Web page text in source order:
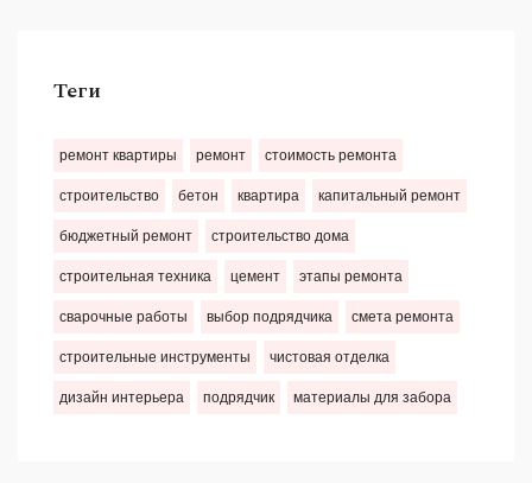
Теги
ремонт квартиры ремонт стоимость ремонта
строительство бетон квартира капитальный ремонт
бюджетный ремонт строительство дома
строительная техника цемент этапы ремонта
сварочные работы выбор подрядчика смета ремонта
строительные инструменты чистовая отделка
дизайн интерьера подрядчик материалы для забора